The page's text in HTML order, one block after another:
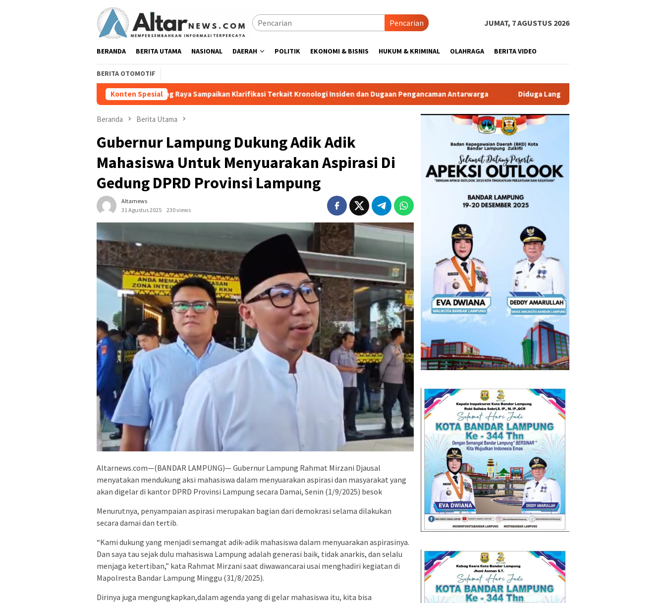
Pencarian JUMAT, 7 AGUSTUS 2026
BERANDA BERITA UTAMA NASIONAL DAERAH POLITIK EKONOMI & BISNIS HUKUM & KRIMINAL OLAHRAGA BERITA VIDEO
BERITA OTOMOTIF
Konten Spesial
Lurah Tanjung Agung Raya Sampaikan Klarifikasi Terkait Kronologi Insiden dan Dugaan Pengancaman Antarwarga Diduga Langgar GSB, Bangunan Point Coffee di Area Parkir
Beranda Berita Utama
Gubernur Lampung Dukung Adik Adik
Mahasiswa Untuk Menyuarakan Aspirasi Di
Gedung DPRD Provinsi Lampung
Altarnews
31 Agustus 2025
230 views
Altarnews.com—(BANDAR LAMPUNG)— Gubernur Lampung Rahmat Mirzani Djausal
menyatakan mendukung aksi mahasiswa dalam menyuarakan aspirasi dan masyarakat yang
akan digelar di kantor DPRD Provinsi Lampung secara Damai, Senin (1/9/2025) besok
Menurutnya, penyampaian aspirasi merupakan bagian dari demokrasi selama dilakukan
secara damai dan tertib.
“Kami dukung yang menjadi semangat adik-adik mahasiswa dalam menyuarakan aspirasinya.
Dan saya tau sejak dulu mahasiswa Lampung adalah generasi baik, tidak anarkis, dan selalu
menjaga ketertiban,” kata Rahmat Mirzani saat diwawancarai usai menghadiri kegiatan di
Mapolresta Bandar Lampung Minggu (31/8/2025).
Dirinya juga mengungkapkan,dalam agenda yang di gelar mahasiswa itu, kita bisa